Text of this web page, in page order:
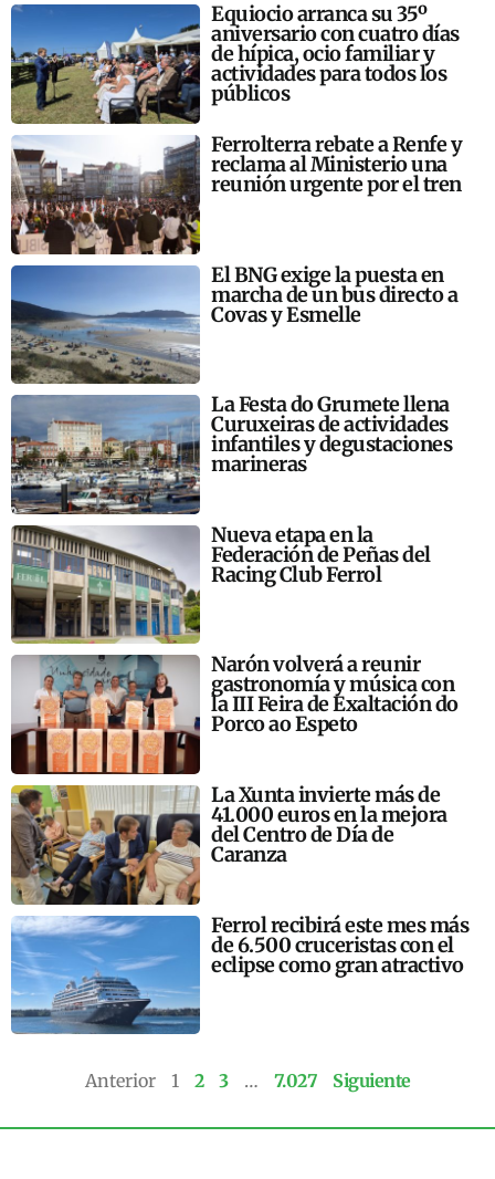
Equiocio arranca su 35º
aniversario con cuatro días
de hípica, ocio familiar y
actividades para todos los
públicos
Ferrolterra rebate a Renfe y
reclama al Ministerio una
reunión urgente por el tren
El BNG exige la puesta en
marcha de un bus directo a
Covas y Esmelle
La Festa do Grumete llena
Curuxeiras de actividades
infantiles y degustaciones
marineras
Nueva etapa en la
Federación de Peñas del
Racing Club Ferrol
Narón volverá a reunir
gastronomía y música con
la III Feira de Exaltación do
Porco ao Espeto
La Xunta invierte más de
41.000 euros en la mejora
del Centro de Día de
Caranza
Ferrol recibirá este mes más
de 6.500 cruceristas con el
eclipse como gran atractivo
Anterior 1 2 3 … 7.027 Siguiente